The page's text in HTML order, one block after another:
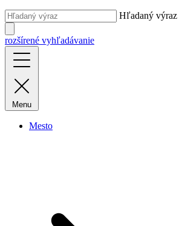
Hľadaný výraz
rozšírené vyhľadávanie
Menu
Mesto